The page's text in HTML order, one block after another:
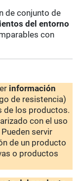
de conjunto de
del entorno
con
información
de resistencia)
de los productos.
con el uso
servir
de un producto
o productos